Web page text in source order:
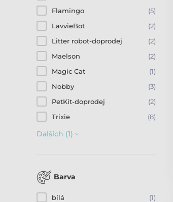
Flamingo
(5)
LavvieBot
(2)
Litter robot-doprodej
(2)
Maelson
(2)
Magic Cat
(1)
Nobby
(3)
PetKit-doprodej
(2)
Trixie
(8)
Dalších (1)
Barva
bílá
(1)